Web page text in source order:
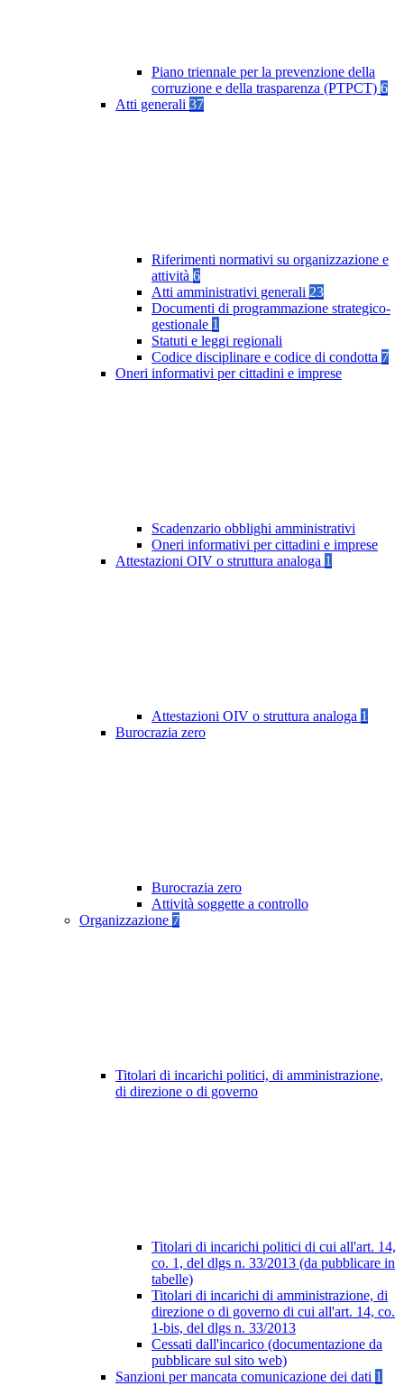
Piano triennale per la prevenzione della
corruzione e della trasparenza (PTPCT) 6
Atti generali 37
Riferimenti normativi su organizzazione e
attività 6
Atti amministrativi generali 23
Documenti di programmazione strategico-
gestionale 1
Statuti e leggi regionali
Codice disciplinare e codice di condotta 7
Oneri informativi per cittadini e imprese
Scadenzario obblighi amministrativi
Oneri informativi per cittadini e imprese
Attestazioni OIV o struttura analoga 1
Attestazioni OIV o struttura analoga 1
Burocrazia zero
Burocrazia zero
Attività soggette a controllo
Organizzazione 7
Titolari di incarichi politici, di amministrazione,
di direzione o di governo
Titolari di incarichi politici di cui all'art. 14,
co. 1, del dlgs n. 33/2013 (da pubblicare in
tabelle)
Titolari di incarichi di amministrazione, di
direzione o di governo di cui all'art. 14, co.
1-bis, del dlgs n. 33/2013
Cessati dall'incarico (documentazione da
pubblicare sul sito web)
Sanzioni per mancata comunicazione dei dati 1